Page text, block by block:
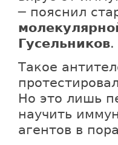
─ пояснил
Гусельников.
Такое
Но это лишь
научить
агентов в